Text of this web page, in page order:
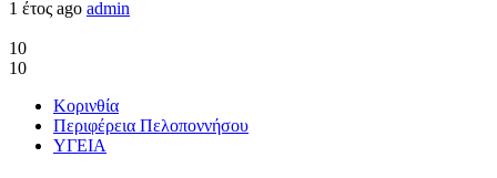
1 έτος ago admin
10
10
Κορινθία
Περιφέρεια Πελοποννήσου
ΥΓΕΙΑ